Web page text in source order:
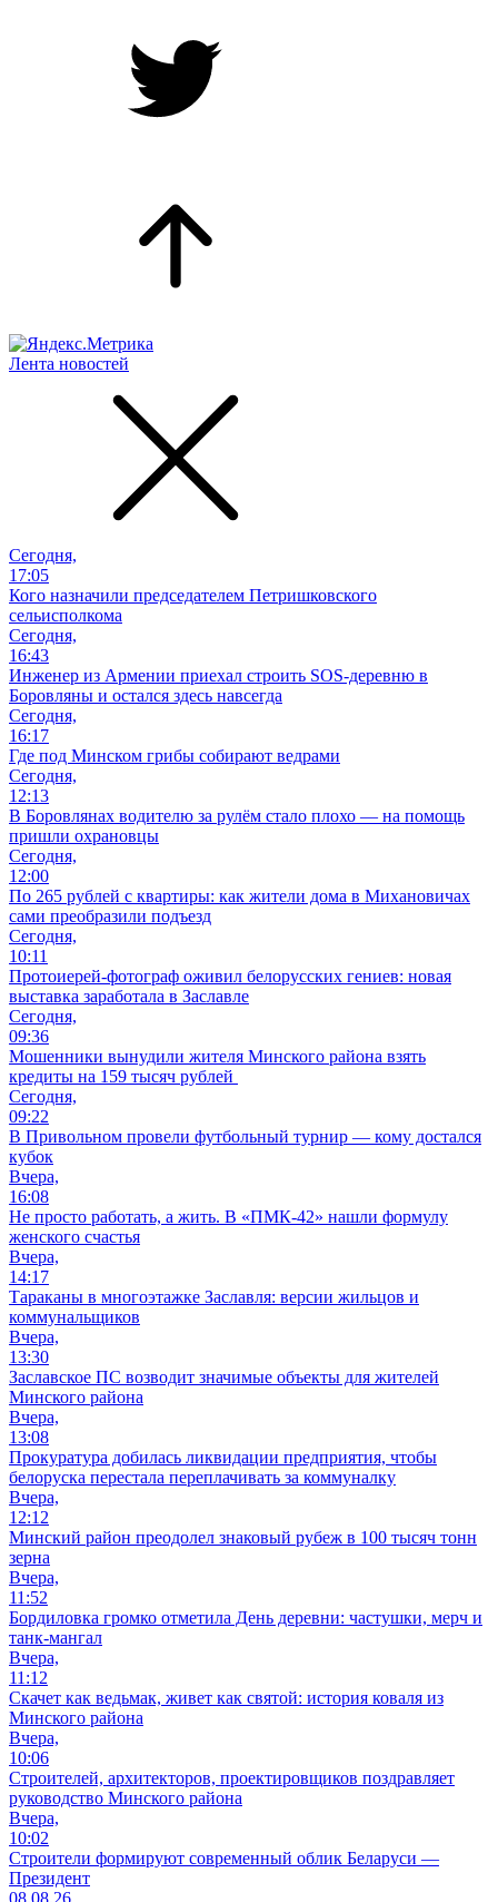
Лента новостей
Сегодня,
17:05
Кого назначили председателем Петришковского
сельисполкома
Сегодня,
16:43
Инженер из Армении приехал строить SOS-деревню в
Боровляны и остался здесь навсегда
Сегодня,
16:17
Где под Минском грибы собирают ведрами
Сегодня,
12:13
В Боровлянах водителю за рулём стало плохо — на помощь
пришли охрановцы
Сегодня,
12:00
По 265 рублей с квартиры: как жители дома в Михановичах
сами преобразили подъезд
Сегодня,
10:11
Протоиерей-фотограф оживил белорусских гениев: новая
выставка заработала в Заславле
Сегодня,
09:36
Мошенники вынудили жителя Минского района взять
кредиты на 159 тысяч рублей
Сегодня,
09:22
В Привольном провели футбольный турнир — кому достался
кубок
Вчера,
16:08
Не просто работать, а жить. В «ПМК-42» нашли формулу
женского счастья
Вчера,
14:17
Тараканы в многоэтажке Заславля: версии жильцов и
коммунальщиков
Вчера,
13:30
Заславское ПС возводит значимые объекты для жителей
Минского района
Вчера,
13:08
Прокуратура добилась ликвидации предприятия, чтобы
белоруска перестала переплачивать за коммуналку
Вчера,
12:12
Минский район преодолел знаковый рубеж в 100 тысяч тонн
зерна
Вчера,
11:52
Бордиловка громко отметила День деревни: частушки, мерч и
танк-мангал
Вчера,
11:12
Скачет как ведьмак, живет как святой: история коваля из
Минского района
Вчера,
10:06
Cтроителей, архитекторов, проектировщиков поздравляет
руководство Минского района
Вчера,
10:02
Строители формируют современный облик Беларуси —
Президент
08.08.26